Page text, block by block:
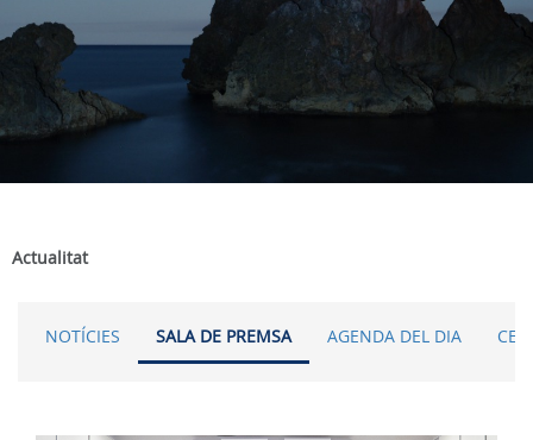
Actualitat
NOTÍCIES SALA DE PREMSA AGENDA DEL DIA